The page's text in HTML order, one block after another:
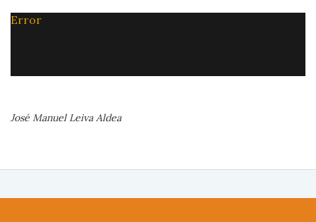
Error
José Manuel Leiva Aldea